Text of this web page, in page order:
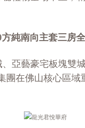
純南向主套三房
亞藝豪宅板塊雙
團在佛山核心區